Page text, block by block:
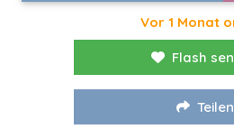
Vor 1 Monat
Flash
Teilen